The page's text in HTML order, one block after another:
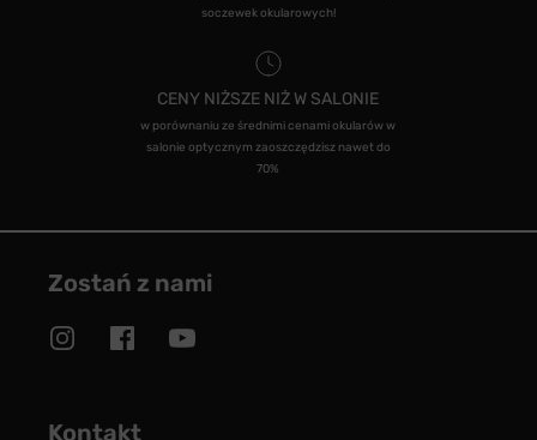
soczewek okularowych!
CENY NIŻSZE NIŻ W SALONIE
w porównaniu ze średnimi cenami okularów w
salonie optycznym zaoszczędzisz nawet do
70%
Zostań z nami
Kontakt